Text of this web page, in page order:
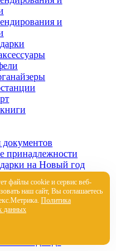
и
принадлежности
на Новый год
с логотипом
игрушки
шары
и пледы
одежда
файлы cookie и сервис веб-
наш сайт, Вы соглашаетесь
Политика
данных